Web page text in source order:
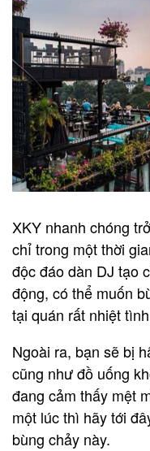
XKY nhanh chóng
chỉ trong một thời
độc đáo dàn DJ tạo
động, có thể muốn
tại quán rất nhiệt
Ngoài ra, bạn sẽ bị
cũng như đồ uống
đang cảm thấy mệt
một lúc thì hãy tới
bùng chảy này.